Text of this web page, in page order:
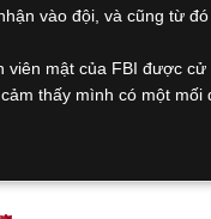
vào đội, và cũng từ
viên mật của FBI được
thấy mình có một